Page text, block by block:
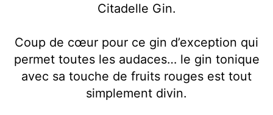
Citadelle Gin.
Coup de cœur pour ce gin d’exception qui
permet toutes les audaces… le gin tonique
avec sa touche de fruits rouges est tout
simplement divin.